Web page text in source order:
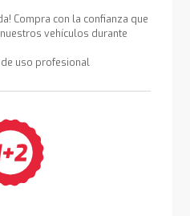
Compra con la confianza que
vehículos durante
uso profesional